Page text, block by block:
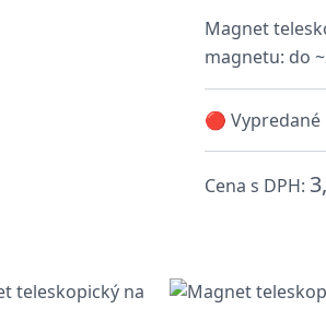
Magnet
magnetu: do
🔴 Vypredané
Cena s DPH: